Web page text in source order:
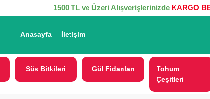
1500 TL ve Üzeri Alışverişlerinizde KARGO
Anasayfa İletişim
Süs Bitkileri Gül Fidanları
Tohum
Çeşitleri